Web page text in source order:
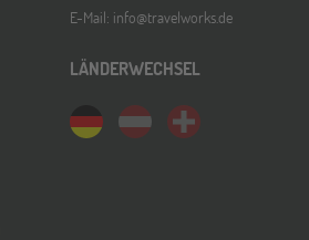
E-Mail: info@travelworks.de
LÄNDERWECHSEL